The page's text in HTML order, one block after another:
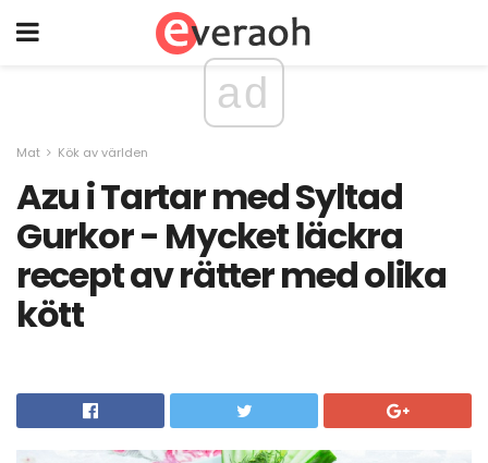
ad
Mat Kök av världen
Azu i Tartar med Syltad
Gurkor - Mycket läckra
recept av rätter med olika
kött